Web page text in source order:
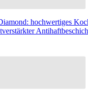
hochwertiges